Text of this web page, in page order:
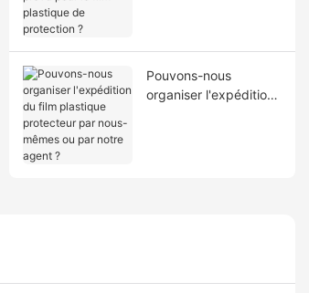
Pouvons-nous
organiser l'expédition